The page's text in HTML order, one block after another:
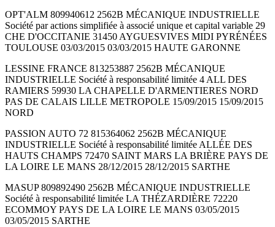
OPT'ALM 809940612 2562B MÉCANIQUE INDUSTRIELLE
Société par actions simplifiée à associé unique et capital variable 29
CHE D'OCCITANIE 31450 AYGUESVIVES MIDI PYRÉNÉES
TOULOUSE 03/03/2015 03/03/2015 HAUTE GARONNE
LESSINE FRANCE 813253887 2562B MÉCANIQUE
INDUSTRIELLE Société à responsabilité limitée 4 ALL DES
RAMIERS 59930 LA CHAPELLE D'ARMENTIERES NORD
PAS DE CALAIS LILLE METROPOLE 15/09/2015 15/09/2015
NORD
PASSION AUTO 72 815364062 2562B MÉCANIQUE
INDUSTRIELLE Société à responsabilité limitée ALLÉE DES
HAUTS CHAMPS 72470 SAINT MARS LA BRIÈRE PAYS DE
LA LOIRE LE MANS 28/12/2015 28/12/2015 SARTHE
MASUP 809892490 2562B MÉCANIQUE INDUSTRIELLE
Société à responsabilité limitée LA THÉZARDIÈRE 72220
ECOMMOY PAYS DE LA LOIRE LE MANS 03/05/2015
03/05/2015 SARTHE